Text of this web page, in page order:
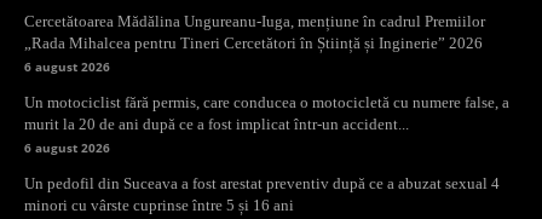
Cercetătoarea Mădălina Ungureanu-Iuga, mențiune în cadrul Premiilor
„Rada Mihalcea pentru Tineri Cercetători în Știință și Inginerie” 2026
6 august 2026
Un motociclist fără permis, care conducea o motocicletă cu numere false, a
murit la 20 de ani după ce a fost implicat într-un accident...
6 august 2026
Un pedofil din Suceava a fost arestat preventiv după ce a abuzat sexual 4
minori cu vârste cuprinse între 5 și 16 ani